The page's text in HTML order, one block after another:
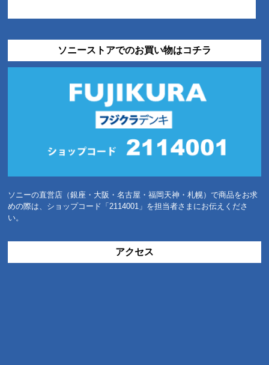
ソニーストアでのお買い物はコチラ
ソニーの直営店（銀座・大阪・名古屋・福岡天神・札幌）で商品をお求
めの際は、ショップコード「2114001」を担当者さまにお伝えくださ
い。
アクセス